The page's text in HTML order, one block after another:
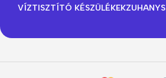
VÍZTISZTÍTÓ KÉSZÜLÉKEK